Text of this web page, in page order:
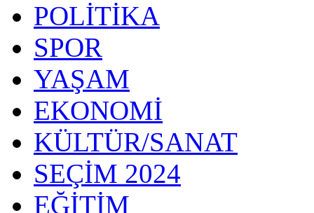
POLİTİKA
SPOR
YAŞAM
EKONOMİ
KÜLTÜR/SANAT
SEÇİM 2024
EĞİTİM